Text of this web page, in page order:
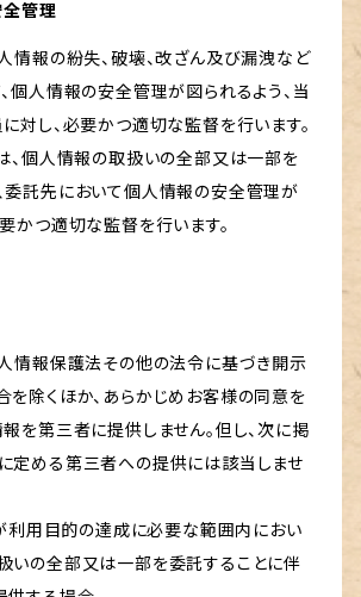
管理
情報の紛失、破壊、改ざん及び漏洩など
個人情報の安全管理が図られるよう、当
対し、必要かつ適切な監督を行います。
は、個人情報の取扱いの全部又は一部を
委託先において個人情報の安全管理が
かつ適切な監督を行います。
人情報保護法その他の法令に基づき開示
を除くほか、あらかじめお客様の同意を
を第三者に提供しません。但し、次に掲
定める第三者への提供には該当しませ
が利用目的の達成に必要な範囲内におい
いの全部又は一部を委託することに伴